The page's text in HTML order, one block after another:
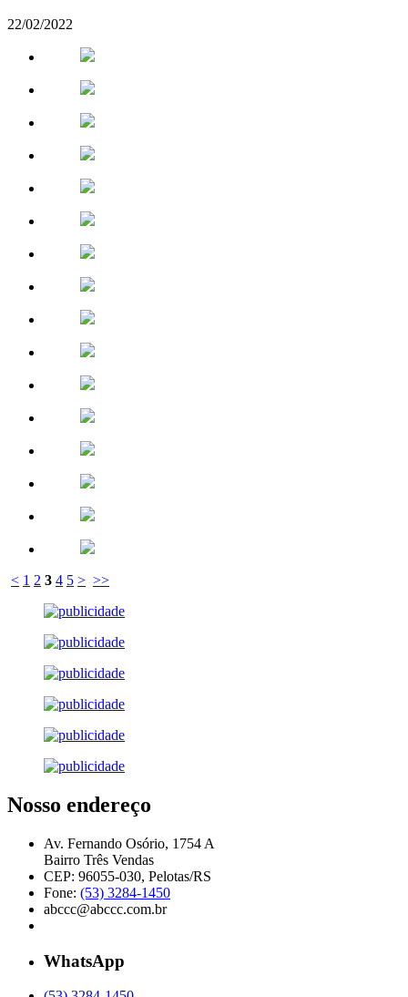
22/02/2022
< 1 2 3 4 5 > >>
Nosso endereço
Av. Fernando Osório, 1754 A
Bairro Três Vendas
CEP: 96055-030, Pelotas/RS
Fone: (53) 3284-1450
abccc@abccc.com.br
WhatsApp